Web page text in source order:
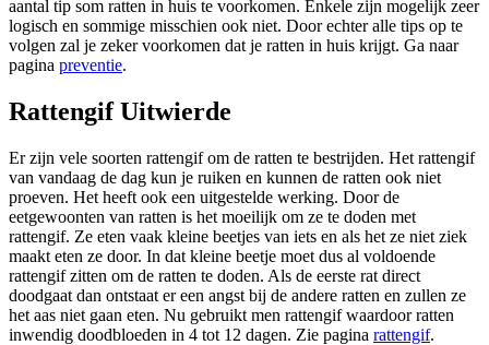
aantal tip som ratten in huis te voorkomen. Enkele zijn mogelijk zeer
logisch en sommige misschien ook niet. Door echter alle tips op te
volgen zal je zeker voorkomen dat je ratten in huis krijgt. Ga naar
pagina preventie.
Rattengif Uitwierde
Er zijn vele soorten rattengif om de ratten te bestrijden. Het rattengif
van vandaag de dag kun je ruiken en kunnen de ratten ook niet
proeven. Het heeft ook een uitgestelde werking. Door de
eetgewoonten van ratten is het moeilijk om ze te doden met
rattengif. Ze eten vaak kleine beetjes van iets en als het ze niet ziek
maakt eten ze door. In dat kleine beetje moet dus al voldoende
rattengif zitten om de ratten te doden. Als de eerste rat direct
doodgaat dan ontstaat er een angst bij de andere ratten en zullen ze
het aas niet gaan eten. Nu gebruikt men rattengif waardoor ratten
inwendig doodbloeden in 4 tot 12 dagen. Zie pagina rattengif.